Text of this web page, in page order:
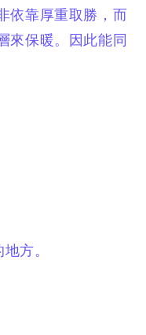
依靠厚重取勝，而
來保暖。因此能同
方。